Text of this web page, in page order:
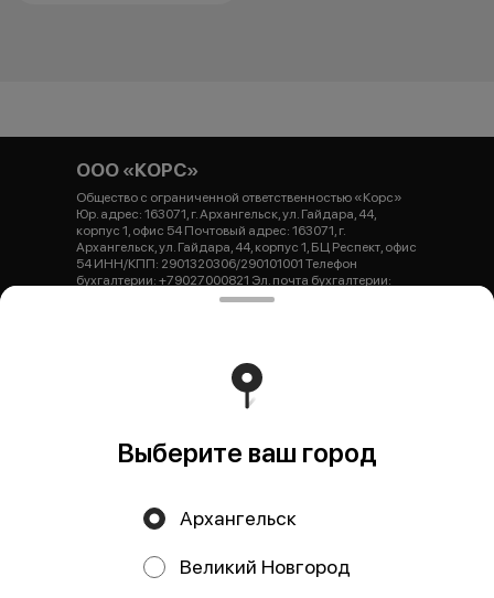
ООО «КОРС»
Общество с ограниченной ответственностью «Корс»
Юр. адрес: 163071, г. Архангельск, ул. Гайдара, 44,
корпус 1, офис 54 Почтовый адрес: 163071, г.
Архангельск, ул. Гайдара, 44, корпус 1, БЦ Респект, офис
54 ИНН/КПП: 2901320306/290101001 Телефон
бухгалтерии: +79027000821 Эл. почта бухгалтерии:
buh.dsverona@gmail.com ОГРНИП: 1252900000440 Р/
Николаевна dsverona@gmail.com
Работает на эффективном ядре
Политика конфиденциальности
Выберите ваш город
Архангельск
Великий Новгород